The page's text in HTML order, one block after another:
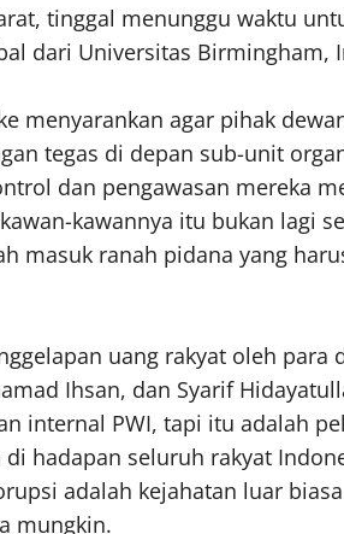
tinggal menunggu waktu
dari Universitas Birmingham,
menyarankan agar pihak
tegas di depan sub-unit
dan pengawasan mereka
kawannya itu bukan lagi
masuk ranah pidana yang
uang rakyat oleh
Ihsan, dan Syarif
internal PWI, tapi itu adalah
hadapan seluruh rakyat
adalah kejahatan luar
mungkin.